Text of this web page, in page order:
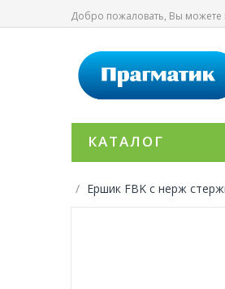
Добро пожаловать, Вы можете
КАТАЛОГ
Ершик FBK с нерж